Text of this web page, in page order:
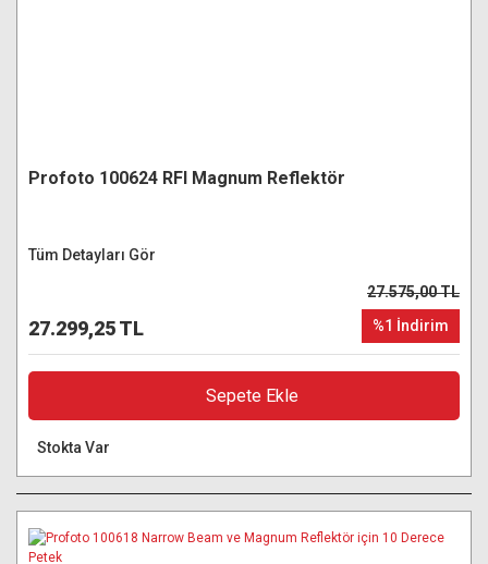
Profoto 100624 RFI Magnum Reflektör
Tüm Detayları Gör
27.299,25 TL
27.575,00 TL
%1 İndirim
Sepete Ekle
Stokta Var